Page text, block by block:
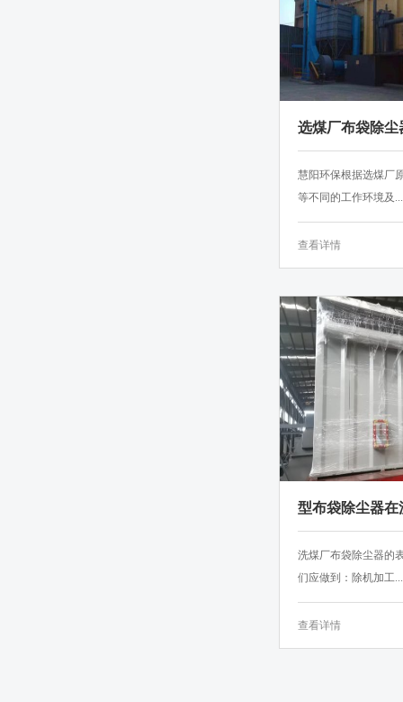
选煤厂布袋除
慧阳环保根据选煤厂
等不同的工作环境及...
查看详情
型布袋除尘器
用
洗煤厂布袋除尘器的
们应做到：除机加工...
查看详情